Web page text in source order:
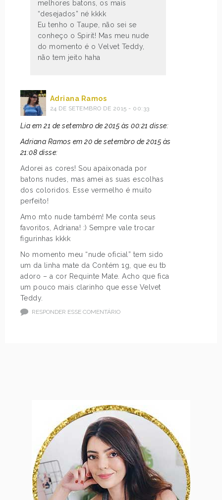
melhores batons, os mais
“desejados” né kkkk
Eu tenho o Taupe, não sei se
conheço o Spirit! Mas meu nude
do momento é o Velvet Teddy,
não tem jeito haha
Adriana Ramos
24 DE SETEMBRO DE 2015 - 00:33
Lia em 21 de setembro de 2015 às 00:21 disse:
Adriana Ramos em 20 de setembro de 2015 às
21:08 disse:
Adorei as cores! Sou apaixonada por
batons nudes, mas amei as suas escolhas
dos coloridos. Esse vermelho é muito
perfeito!
Amo mto nude também! Me conta seus
favoritos, Adriana! :) Sempre vale trocar
figurinhas kkkk
No momento meu “nude oficial” tem sido
um da linha mate da Contém 1g, que eu tb
adoro – a cor Requinte Mate. Acho que fica
um pouco mais clarinho que esse Velvet
Teddy.
RESPONDER ESSE COMENTÁRIO